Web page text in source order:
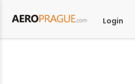
Login